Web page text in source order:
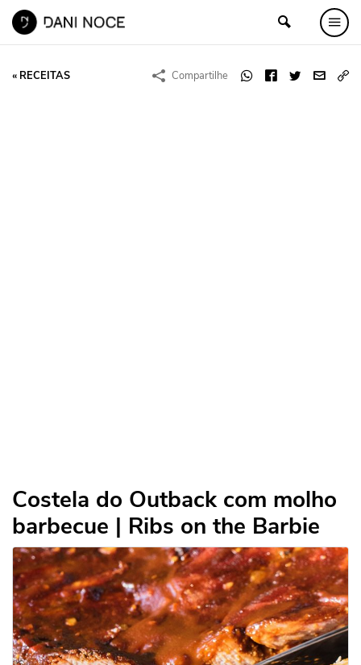
« RECEITAS Compartilhe
Costela do Outback com molho
barbecue | Ribs on the Barbie